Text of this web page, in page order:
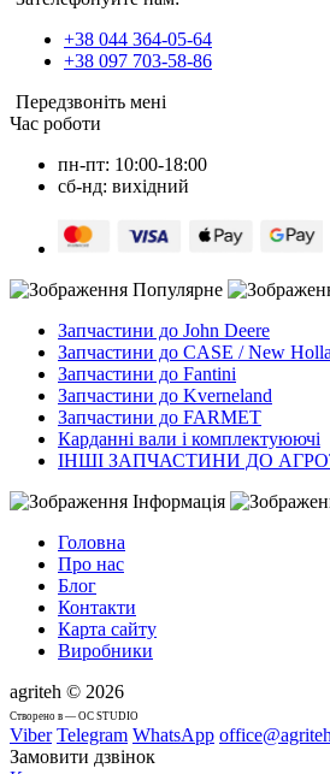
+38 044 364-05-64
+38 097 703-58-86
Передзвоніть мені
Час роботи
пн-пт: 10:00-18:00
сб-нд: вихідний
Популярне
Запчастини до John Deere
Запчастини до CASE / New
Запчастини до Fantini
Запчастини до Kverneland
Запчастини до FARMET
Карданні вали і комплектуюючі
ІНШІ ЗАПЧАСТИНИ ДО
Інформація
Головна
Про нас
Блог
Контакти
Карта сайту
Виробники
agriteh © 2026
Cтворено в — OC STUDIO
Viber Telegram WhatsApp
Замовити дзвінок